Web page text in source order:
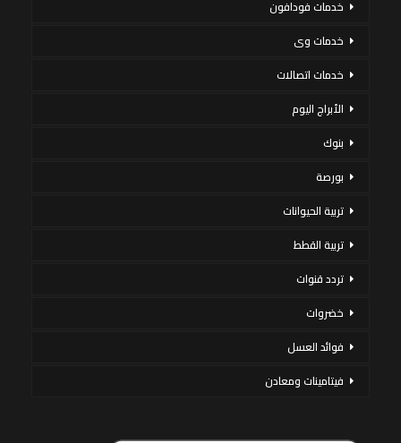
خدمات فودافون
خدمات وى
خدمات اتصالات
الأبراج اليوم
بنوك
بورصة
تربية الحيوانات
تربية القطط
تردد قنوات
خضروات
فوائد العسل
فيتامينات ومعادن